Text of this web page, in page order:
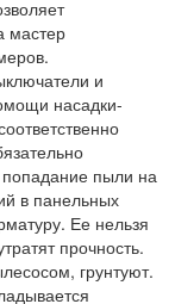
мастер
и
насадки-
попадание пыли на
в панельных
Ее нельзя
прочность.
грунтуют.